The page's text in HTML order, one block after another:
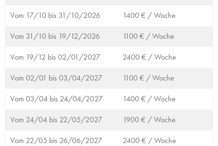
Vom 17/10 bis 31/10/2026 1400 € /Woche
Vom 31/10 bis 19/12/2026 1100 € /Woche
Vom 19/12 bis 02/01/2027 2400 € /Woche
Vom 02/01 bis 03/04/2027 1100 € /Woche
Vom 03/04 bis 24/04/2027 1400 € /Woche
Vom 24/04 bis 22/05/2027 1900 € /Woche
Vom 22/05 bis 26/06/2027 2400 € /Woche